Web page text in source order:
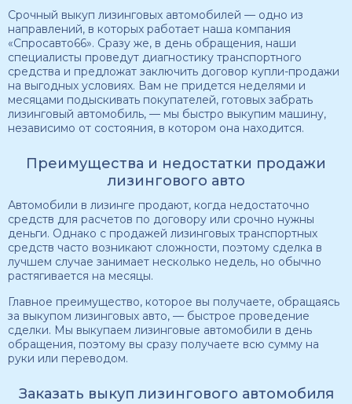
Срочный выкуп лизинговых автомобилей — одно из
направлений, в которых работает наша компания
«Спросавто66». Сразу же, в день обращения, наши
специалисты проведут диагностику транспортного
средства и предложат заключить договор купли-продажи
на выгодных условиях. Вам не придется неделями и
месяцами подыскивать покупателей, готовых забрать
лизинговый автомобиль, — мы быстро выкупим машину,
независимо от состояния, в котором она находится.
Преимущества и недостатки продажи
лизингового авто
Автомобили в лизинге продают, когда недостаточно
средств для расчетов по договору или срочно нужны
деньги. Однако с продажей лизинговых транспортных
средств часто возникают сложности, поэтому сделка в
лучшем случае занимает несколько недель, но обычно
растягивается на месяцы.
Главное преимущество, которое вы получаете, обращаясь
за выкупом лизинговых авто, — быстрое проведение
сделки. Мы выкупаем лизинговые автомобили в день
обращения, поэтому вы сразу получаете всю сумму на
руки или переводом.
Заказать выкуп лизингового автомобиля